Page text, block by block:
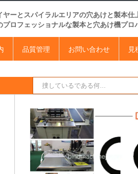
ヤーとスパイラルエリアの穴あけと製本仕
プロフェッショナルな製本と穴あけ機プロ
品質管理 お問い合わせ 見